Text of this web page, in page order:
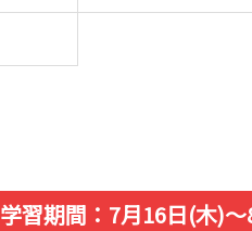
学習期間：7月16日(木)